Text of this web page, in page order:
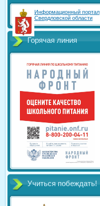
Информационный портал
Свердловской области
Горячая линия
Учиться побеждать!